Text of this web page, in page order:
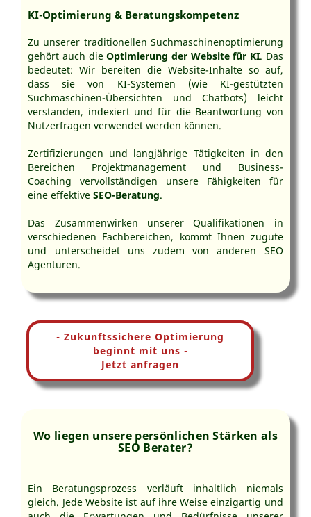
KI-Optimierung & Beratungskompetenz
Zu unserer traditionellen Suchmaschinenoptimierung
gehört auch dieOptimierung der Website für KI. Das
bedeutet: Wir bereiten die Website-Inhalte so auf,
dass sie von KI-Systemen (wie KI-gestützten
Suchmaschinen-Übersichten und Chatbots) leicht
verstanden, indexiert und für die Beantwortung von
Nutzerfragen verwendet werden können.
Zertifizierungen und langjährige Tätigkeiten in den
Bereichen Projektmanagement und Business-
Coaching vervollständigen unsere Fähigkeiten für
eine effektiveSEO-Beratung.
Das Zusammenwirken unserer Qualifikationen in
verschiedenen Fachbereichen, kommt Ihnen zugute
und unterscheidet uns zudem von anderen SEO
Agenturen.
- Zukunftssichere Optimierung
beginnt mit uns -
Jetzt anfragen
Wo liegen unsere persönlichen Stärken als
SEO Berater?
Ein Beratungsprozess verläuft inhaltlich niemals
gleich. Jede Website ist auf ihre Weise einzigartig und